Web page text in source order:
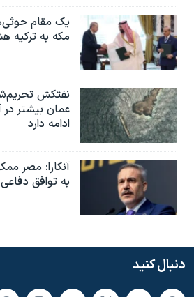
یک مقام
مکه به ترکیه
نفتکش
عمان بیشتر
ادامه دارد
آنکارا: مصر
به توافق
دنبال کنید